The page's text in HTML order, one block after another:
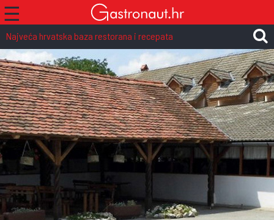
☰
Najveća hrvatska baza restorana i recepata